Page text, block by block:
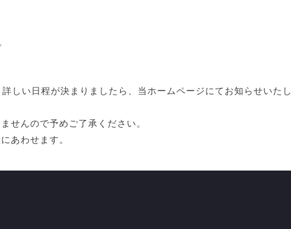
しい日程が決まりましたら、当ホームページにてお知らせいたし
せんので予めご了承ください。
あわせます。